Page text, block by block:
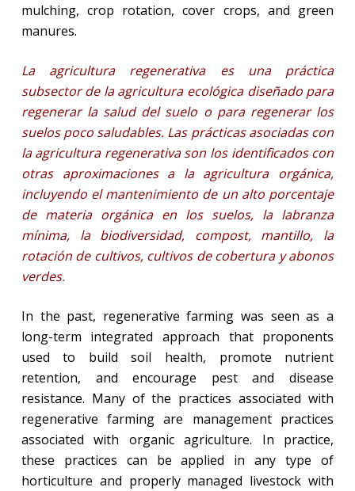
mulching, crop rotation, cover crops, and green
manures.
La agricultura regenerativa es una práctica
subsector de la agricultura ecológica diseñado para
regenerar la salud del suelo o para regenerar los
suelos poco saludables. Las prácticas asociadas con
la agricultura regenerativa son los identificados con
otras aproximaciones a la agricultura orgánica,
incluyendo el mantenimiento de un alto porcentaje
de materia orgánica en los suelos, la labranza
mínima, la biodiversidad, compost, mantillo, la
rotación de cultivos, cultivos de cobertura y abonos
verdes.
In the past, regenerative farming was seen as a
long-term integrated approach that proponents
used to build soil health, promote nutrient
retention, and encourage pest and disease
resistance. Many of the practices associated with
regenerative farming are management practices
associated with organic agriculture. In practice,
these practices can be applied in any type of
horticulture and properly managed livestock with